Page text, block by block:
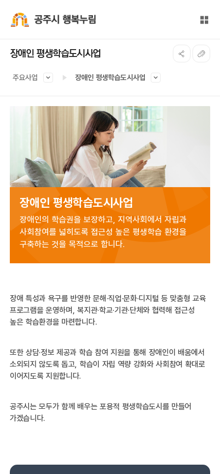
전체
장애인 평생학습도시사업
주요사업 장애인 평생학습도시사업
장애인 평생학습도시사업
장애인의 학습권을 보장하고, 지역사회에서 자립과
사회참여를 넓히도록 접근성 높은 평생학습 환경을
구축하는 것을 목적으로 합니다.
장애 특성과 욕구를 반영한 문해·직업·문화·디지털 등 맞춤형 교육
프로그램을 운영하며, 복지관·학교·기관·단체와 협력해 접근성
높은 학습환경을 마련합니다.
또한 상담·정보 제공과 학습 참여 지원을 통해 장애인이 배움에서
소외되지 않도록 돕고, 학습이 자립 역량 강화와 사회참여 확대로
이어지도록 지원합니다.
공주시는 모두가 함께 배우는 포용적 평생학습도시를 만들어
가겠습니다.